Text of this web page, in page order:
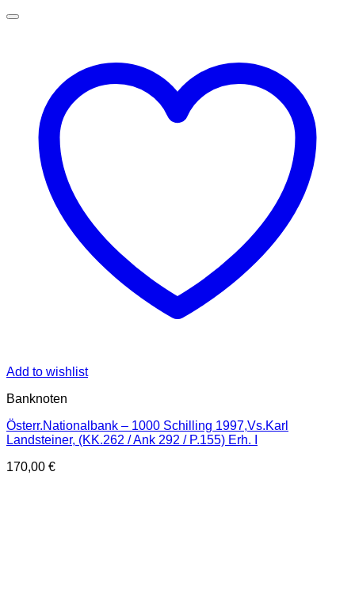
Add to wishlist
Banknoten
Österr.Nationalbank – 1000 Schilling 1997,Vs.Karl
Landsteiner, (KK.262 / Ank 292 / P.155) Erh. I
170,00 €